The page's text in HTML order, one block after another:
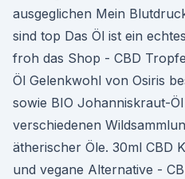
ausgeglichen Mein
sind top Das Öl ist ein
froh das Shop - CBD
Öl Gelenkwohl von Osiris
sowie BIO Johanniskraut-
verschiedenen
ätherischer Öle. 30ml CBD
und vegane Alternative -